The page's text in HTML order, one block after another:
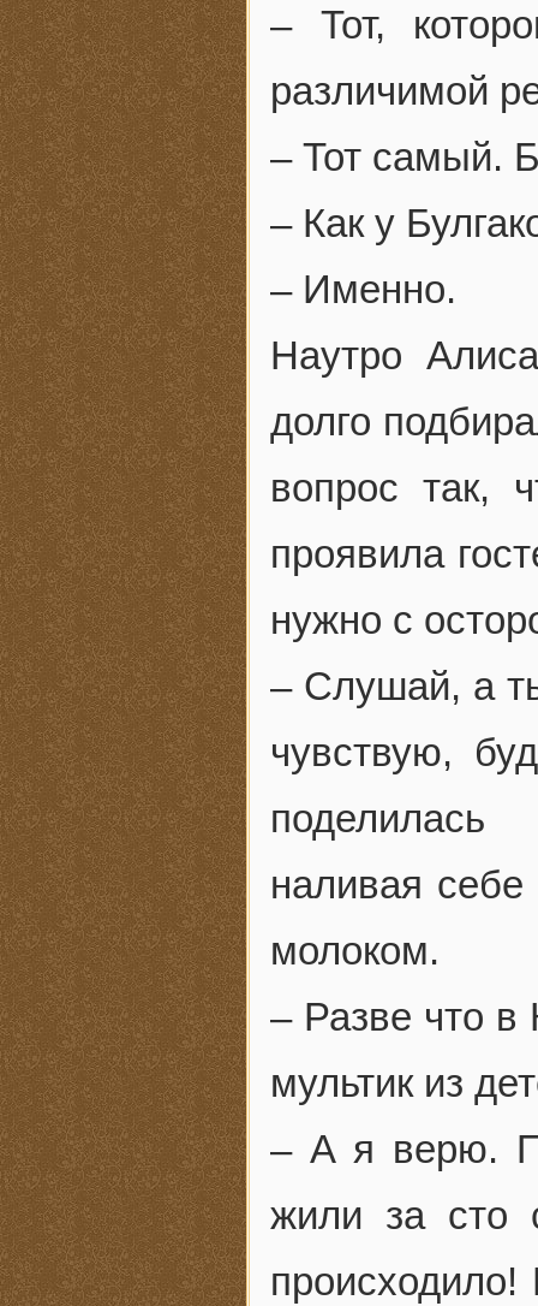
– Тот,
различимой
– Тот самый.
– Как у
– Именно.
Наутро
долго
вопрос так,
проявила
нужно с
– Слушай, а
чувствую,
наливая
молоком.
– Разве что
мультик из
– А я верю.
жили за сто
происходило!